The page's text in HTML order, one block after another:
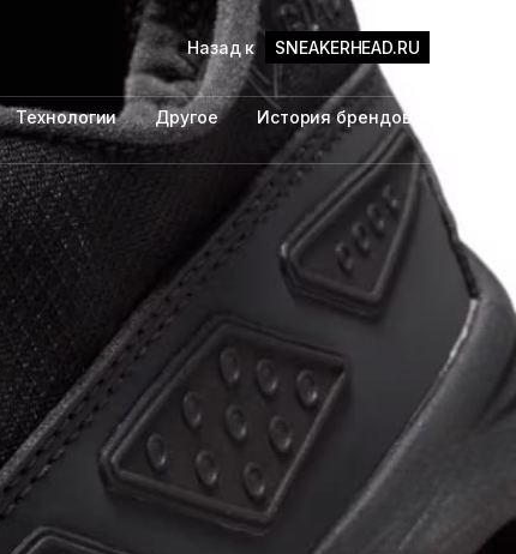
Технологии Другое История брендов
Назад к SNEAKERHEAD.RU